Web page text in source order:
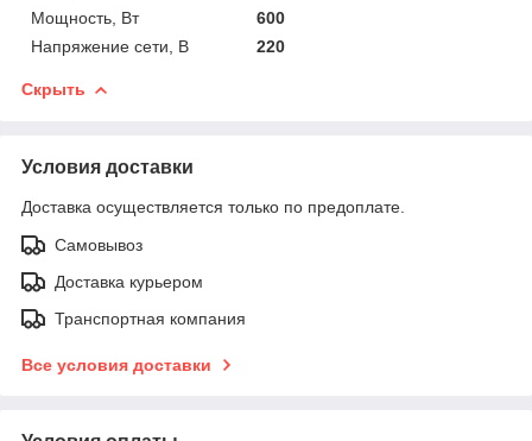
Мощность, Вт
600
Напряжение сети, В
220
Скрыть
Условия доставки
Доставка осуществляется только по предоплате.
Самовывоз
Доставка курьером
Транспортная компания
Все условия доставки